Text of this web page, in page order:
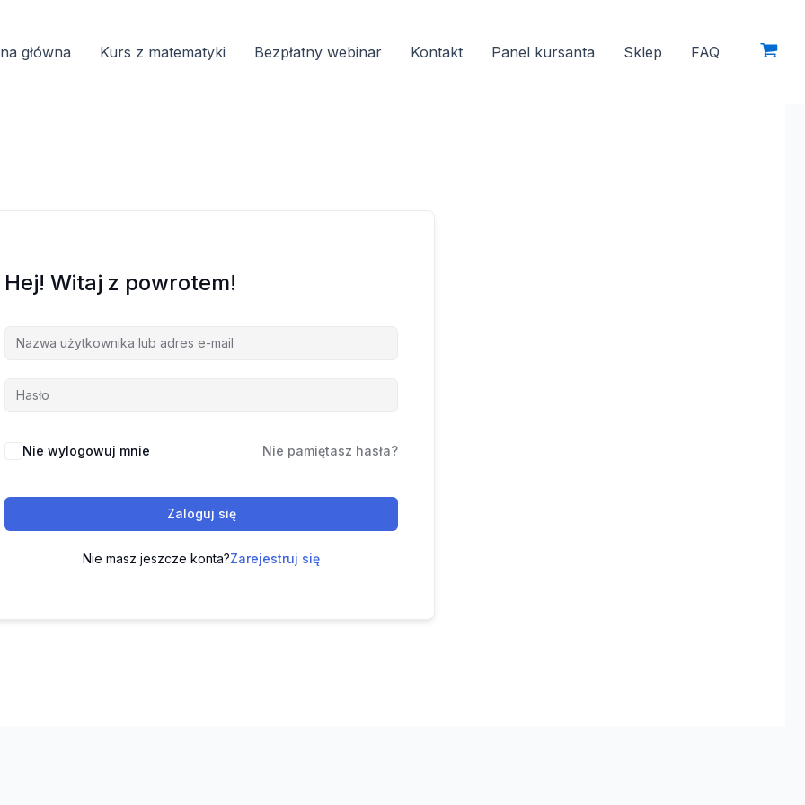
główna Kurs z matematyki Bezpłatny webinar Kontakt Panel kursanta Sklep FAQ
Hej! Witaj z powrotem!
Nie wylogowuj mnie Nie pamiętasz hasła?
Zaloguj się
Nie masz jeszcze konta?Zarejestruj się